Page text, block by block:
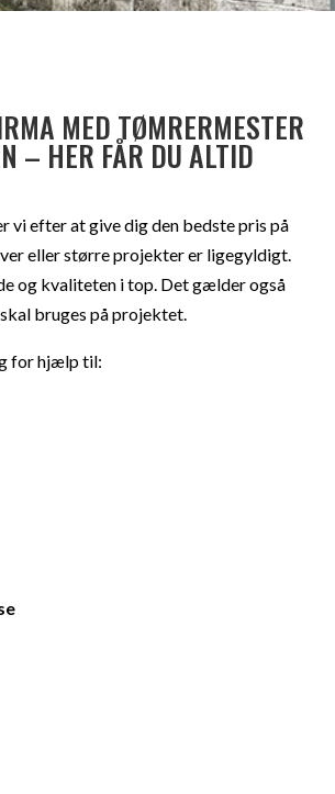
MED TØMRERMESTER
– HER FÅR DU ALTID
vi efter at give dig den bedste pris på
eller større projekter er ligegyldigt.
og kvaliteten i top. Det gælder også
bruges på projektet.
for hjælp til: